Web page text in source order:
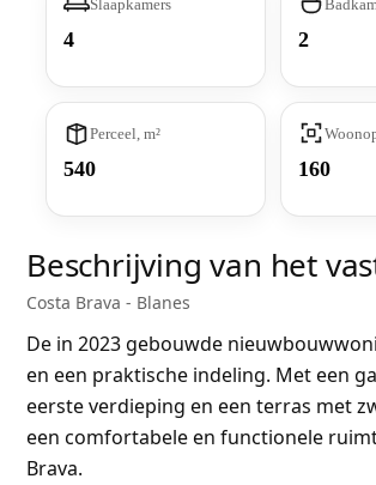
Slaapkamers
4 2
Perceel, m²
540 160
Beschrijving van het
Costa Brava - Blanes
De in 2023 gebouwde
en een praktische indeling. Met een
eerste verdieping en een terras met
een comfortabele en functionele
Brava.